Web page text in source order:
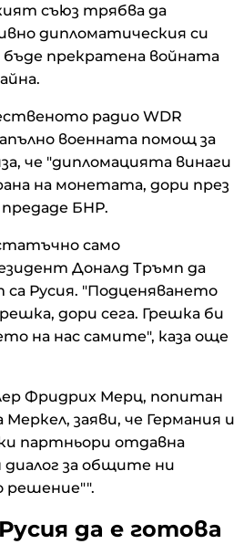
съюз трябва да
дипломатическия си
бъде прекратена войната
радио WDR
военната помощ за
че "дипломацията винаги
на монетата, дори през
БНР.
само
Доналд Тръмп да
Русия. "Подценяването
дори сега. Грешка би
на нас самите", каза още
Фридрих Мерц, попитан
заяви, че Германия и
партньори отдавна
за общите ни
да е готова